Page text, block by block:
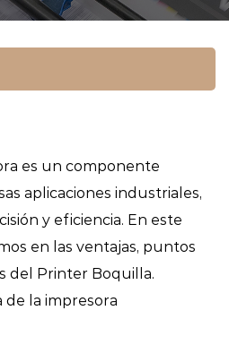
es un componente
aplicaciones industriales,
y eficiencia. En este
en las ventajas, puntos
del Printer Boquilla.
de la impresora